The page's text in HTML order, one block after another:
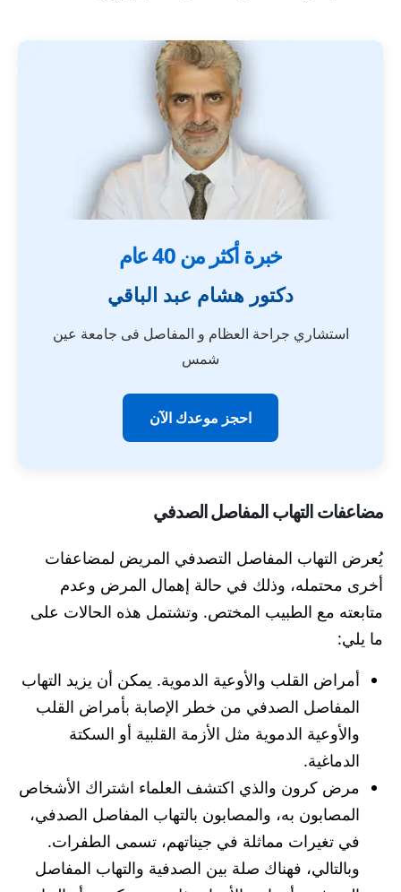
خبرة أكثر من 40 عام
دكتور هشام عبد الباقي
استشاري جراحة العظام و المفاصل فى جامعة عين
شمس
احجز موعدك الآن
مضاعفات التهاب المفاصل الصدفي
يُعرض التهاب المفاصل التصدفي المريض لمضاعفات
أخرى محتمله، وذلك في حالة إهمال المرض وعدم
متابعته مع الطبيب المختص. وتشتمل هذه الحالات على
ما يلي:
أمراض القلب والأوعية الدموية. يمكن أن يزيد التهاب
المفاصل الصدفي من خطر الإصابة بأمراض القلب
والأوعية الدموية مثل الأزمة القلبية أو السكتة
الدماغية.
مرض كرون والذي اكتشف العلماء اشتراك الأشخاص
المصابون به، والمصابون بالتهاب المفاصل الصدفي،
في تغيرات مماثلة في جيناتهم، تسمى الطفرات.
وبالتالي، فهناك صلة بين الصدفية والتهاب المفاصل